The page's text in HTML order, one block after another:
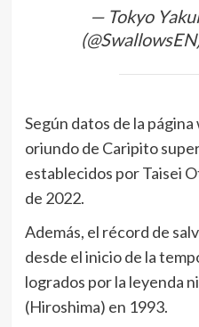
— Tokyo
Según datos de la
oriundo de Caripito
establecidos por Taisei
de 2022.
Además, el récord de
desde el inicio de la
logrados por la leyenda
(Hiroshima) en 1993.